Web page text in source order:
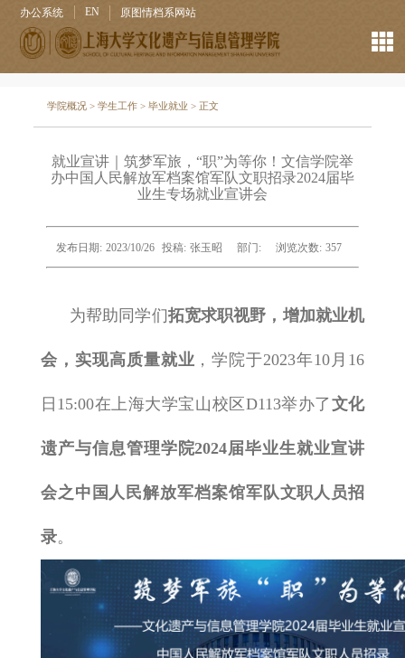
办公系统 EN 原图情档系网站
学院概况 >学生工作 >毕业就业 > 正文
就业宣讲｜筑梦军旅，“职”为等你！文信学院举
办中国人民解放军档案馆军队文职招录2024届毕
业生专场就业宣讲会
发布日期: 2023/10/26 投稿: 张玉昭 部门: 浏览次数: 357
为帮助同学们拓宽求职视野，增加就业机
会，实现高质量就业 ，学院于2023年10 月 16
日 15:00在上海大学宝山校区D113举办了文化
遗产与信息管理学院2024届毕业生就业宣讲
会之中国人民解放军档案馆军队文职人员招
录。